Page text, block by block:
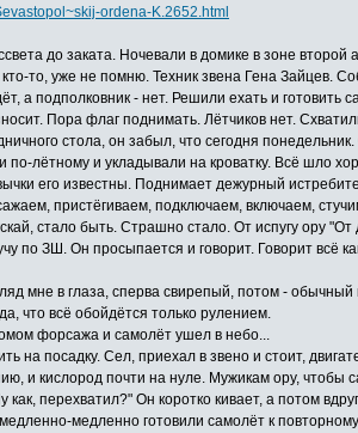
ordena-K.2652.html
до заката. Ночевали в домике в зоне
то, уже не помню. Техник звена Гена Зайцев.
а подполковник - нет. Решили ехать и готовить
Пора флаг поднимать. Лётчиков нет.
стола, он забыл, что сегодня
по-лётному и укладывали на кроватку. Всё шло
его известны. Поднимает дежурный
пристёгиваем, подключаем, включаем,
стало быть. Страшно стало. От испугу ору
по ЗШ. Он просыпается и говорит. Говорит всё
мне в глаза, сперва свирепый, потом -
что всё обойдётся только рулением.
форсажа и самолёт ушел в небо...
на посадку. Сел, приехал в звено и стоит,
и кислород почти на нуле. Мужикам ору,
перехватил?" Он коротко кивает, а потом
медленно готовили самолёт к